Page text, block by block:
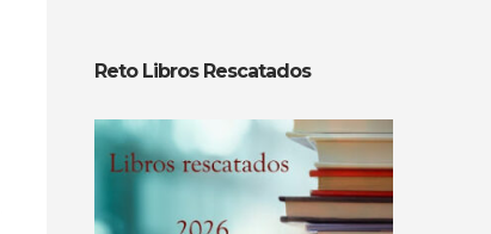
Reto Libros Rescatados